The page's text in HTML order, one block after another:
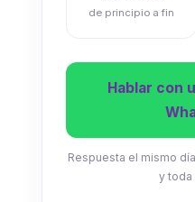
de principio a fin
Hablar con
Respuesta el mismo
y toda